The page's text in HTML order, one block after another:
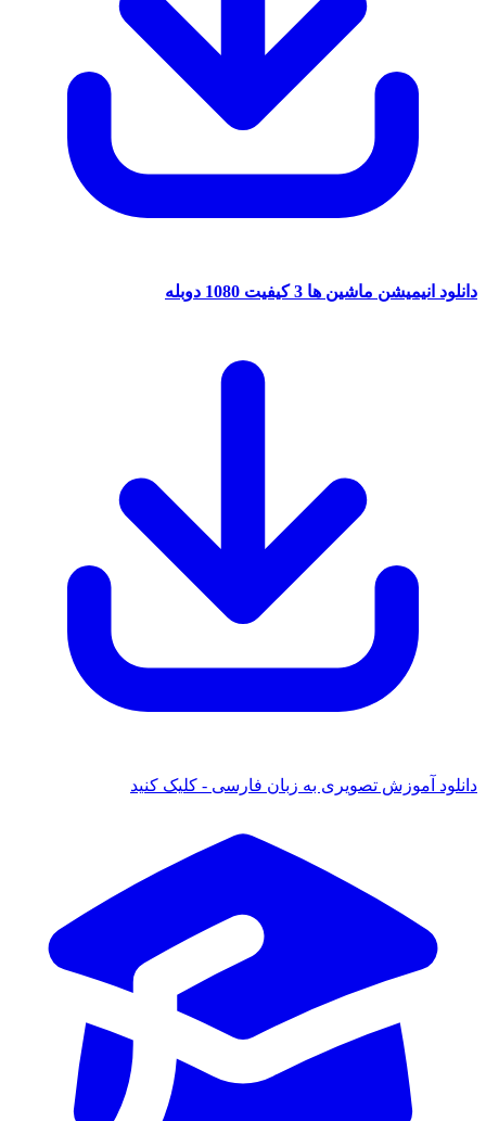
دانلود انیمیشن ماشین ها 3 کیفیت 1080 دوبله
دانلود آموزش تصویری به زبان فارسی - کلیک کنید